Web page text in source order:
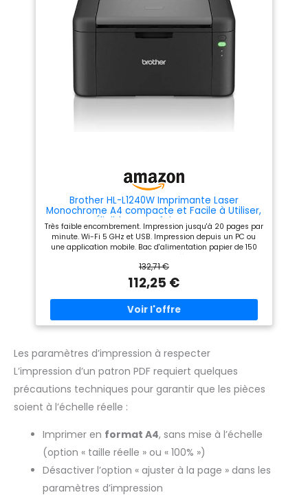
Pantum APP prend en charge
l'impression directe de
documents Office Le nouveau
produit est livré avec une
cartouche de démarrage de
couverture basée sur ISO
utilise une cartouche de toner
Brother HL-L1240W Imprimante Laser
Monochrome A4 compacte et Facile à Utiliser,
Éligible au Forfait EcoPro.
Très faible encombrement. Impression jusqu'à 20 pages par
minute. Wi-Fi 5 GHz et USB. Impression depuis un PC ou
une application mobile. Bac d'alimentation papier de 150
feuilles. Cartouches de toner jusqu'à 350 pages inclus.
132,71 €
112,25 €
Les paramètres d’impression à respecter
L’impression d’un patron PDF requiert quelques
précautions techniques pour garantir que les pièces
soient à l’échelle réelle :
Imprimer en format A4, sans mise à l’échelle
(option « taille réelle » ou « 100% »)
Désactiver l’option « ajuster à la page » dans les
paramètres d’impression